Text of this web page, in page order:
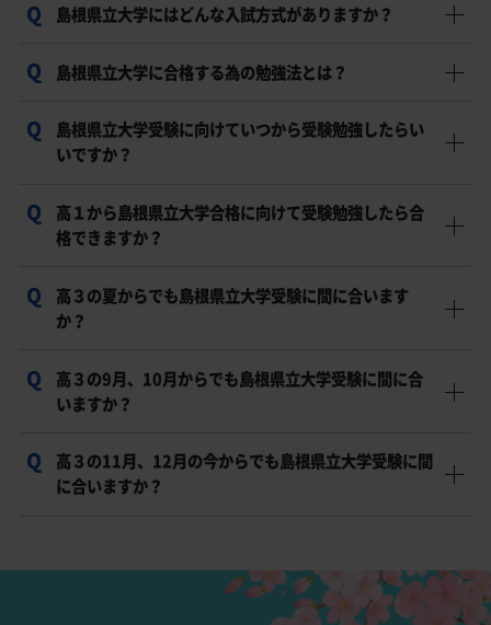
今の偏差値から島根県立大学の入試で確実に合格最低点
取り組む必要があります。
島根県立大学の入試傾向と受験対策
島根県立大学にはどんな入試方式がありますか？
島根県立大学には様々な入試制度があります。自分に合
り組んでください
島根県立大学に合格する為の勉強法とは？
島根県立大学に合格する為の勉強法としてまず最初に必
要な事は、現在の自分の学力・偏差値を正しく把握する
要な学力・偏差値を把握し、島根県立大学に合格できる
学力を確実に身につける為の自分に合った正しい勉強法
島根県立大学対策講座
島根県立大学受験に向けていつから受験勉強したらい
いですか？
答えは「今からです！」島根県立大学受験対策は早けれ
ば早いほど合格する可能性は高まります。じゅけラボ予
必要な学習内容、学習量、勉強法、学習計画のオーダー
メイドのカリキュラを組みます。受験勉強はいつしよう
じゅけラボの大学受験対策講座
高１から島根県立大学合格に向けて受験勉強したら合
格できますか？
高１から島根県立大学へ向けた受験勉強を始めれば合格
率はかなり高くなります。高1から島根県立大学受験勉強
抜けをなくし、特に高1英語を整理して完璧に仕上げるこ
とが大切です。高1から受験勉強して、島根県立大学に合
格するための学習計画と勉強法を提供させていただきま
す。
高３の夏からでも島根県立大学受験に間に合います
か？
可能性は十分にあります。夏休みを活用できるのは大き
いです。現在の偏差値から島根県立大学合格を勝ち取る
良いのか、1人1人に合わせたオーダメイドのカリキュラ
ムを組ませて頂きます。まずは一度ご相談のお問い合わ
高３の夏からの島根県立大学受験勉強
高３の9月、10月からでも島根県立大学受験に間に合
いますか？
可能性は十分にありますが、まず現状の学力・偏差値を
確認させてください。その上で、現在の偏差値から島根
す。宜しければ一度ご相談のお問い合わせお待ちしてお
高３の11月、12月の今からでも島根県立大学受験に間
に合いますか？
まりにも今の学力が島根県立大学受験に必要なレベルか
ら大きくかけ離れている場合はお断りさせて頂いており